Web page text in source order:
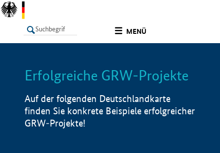
MENÜ
LISTE Info
Erfolgreiche GRW-Projekte
Auf der folgenden Deutschlandkarte
finden Sie konkrete Beispiele erfolgreicher
GRW-Projekte!